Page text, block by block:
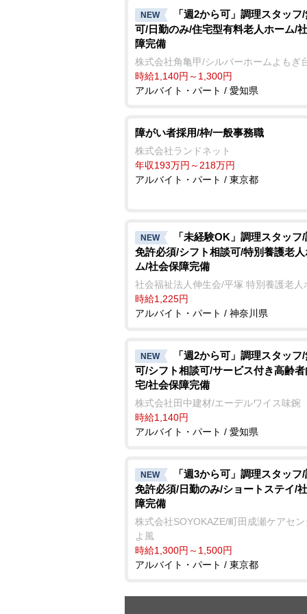
NEW
「週2から可」調理スタッフ
可/日勤のみ/住宅型有料老人ホーム/
障完備
株式会社角亀甲/シルバーホームよもぎ
時給1,140円～1,300円
アルバイト・パート / 愛知県
障がい者採用/枠/一般事務職
株式会社ランドネット
年収193万円～218万円
アルバイト・パート / 東京都
NEW
「未経験OK」調理スタッフ
免許必須/シフト相談可/特別養護老
ム/社会保障完備
社会福祉法人伸生会/平塚 特別養護老人
時給1,225円
アルバイト・パート / 神奈川県
NEW
「週2から可」調理スタッフ
可/シフト相談可/サービス付き高齢
宅/社会保障完備
株式会社田中建材/エーデルワイス味鋺
時給1,140円
アルバイト・パート / 愛知県
NEW
「週3から可」調理スタッフ
免許必須/日勤のみ/ショートステイ/
障完備
株式会社SOYOKAZE/町田成瀬ケアセ
よ風
時給1,300円～1,500円
アルバイト・パート / 東京都